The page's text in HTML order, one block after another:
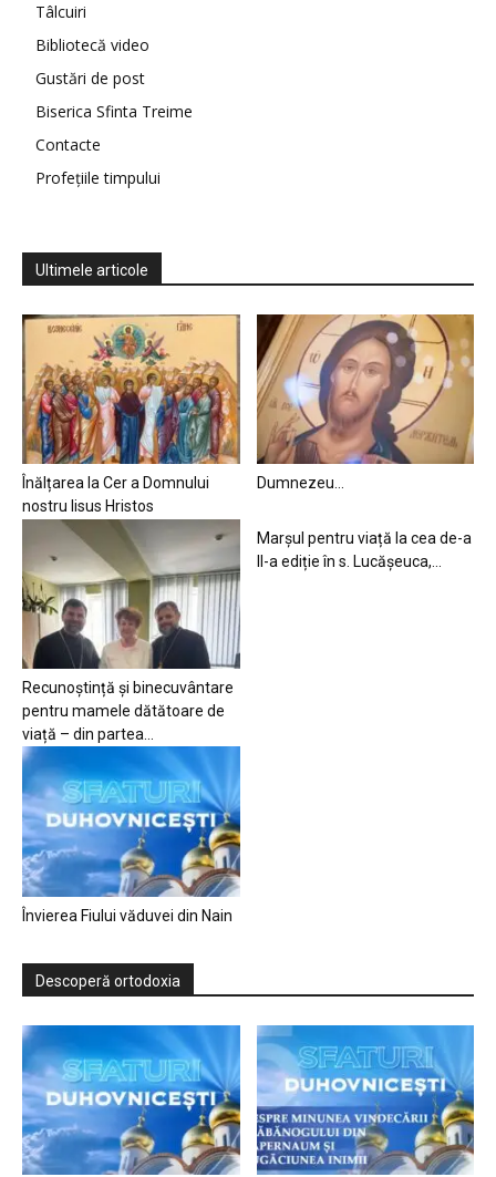
Tâlcuiri
Bibliotecă video
Gustări de post
Biserica Sfinta Treime
Contacte
Profețiile timpului
Ultimele articole
Înălțarea la Cer a Domnului
nostru Iisus Hristos
Dumnezeu…
Recunoștință și binecuvântare
pentru mamele dătătoare de
viață – din partea...
Marșul pentru viață la cea de-a
II-a ediție în s. Lucășeuca,...
Învierea Fiului văduvei din Nain
Descoperă ortodoxia